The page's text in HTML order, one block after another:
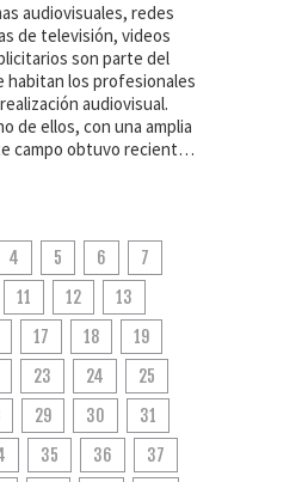
audiovisuales, redes
de televisión, videos
son parte del
habitan los profesionales
audiovisual.
de ellos, con una amplia
campo obtuvo recient…
4 5 6
7
11 12
13
17 18
19
23 24
25
29 30
31
35 36
37